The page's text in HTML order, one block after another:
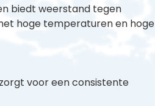
biedt weerstand tegen
hoge temperaturen en hoge
voor een consistente